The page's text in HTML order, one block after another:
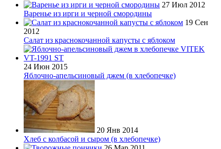
27 Июл 2012
Варенье из ирги и черной смородины
19 Сен
2012
Салат из краснокочанной капусты с яблоком
24 Июн 2015
Яблочно-апельсиновый джем (в хлебопечке)
20 Янв 2014
Хлеб с колбасой и сыром (в хлебопечке)